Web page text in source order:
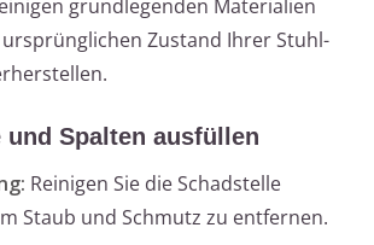
grundlegenden Materialien
Zustand Ihrer Stuhl-
und Spalten ausfüllen
Reinigen Sie die Schadstelle
Staub und Schmutz zu entfernen.